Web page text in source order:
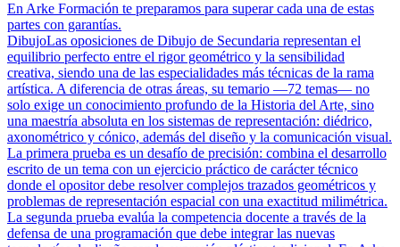
En Arke Formación te preparamos para superar cada una de estas
partes con garantías.
DibujoLas oposiciones de Dibujo de Secundaria representan el
equilibrio perfecto entre el rigor geométrico y la sensibilidad
creativa, siendo una de las especialidades más técnicas de la rama
artística. A diferencia de otras áreas, su temario —72 temas— no
solo exige un conocimiento profundo de la Historia del Arte, sino
una maestría absoluta en los sistemas de representación: diédrico,
axonométrico y cónico, además del diseño y la comunicación visual.
La primera prueba es un desafío de precisión: combina el desarrollo
escrito de un tema con un ejercicio práctico de carácter técnico
donde el opositor debe resolver complejos trazados geométricos y
problemas de representación espacial con una exactitud milimétrica.
La segunda prueba evalúa la competencia docente a través de la
defensa de una programación que debe integrar las nuevas